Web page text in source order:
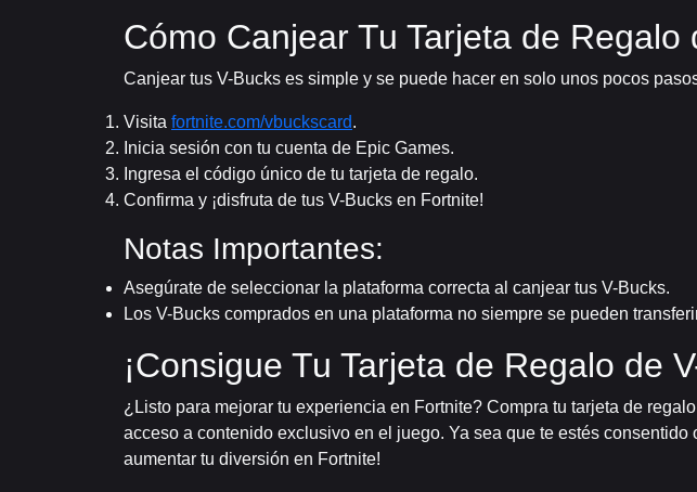
Cómo Canjear Tu Tarjeta de
Canjear tus V-Bucks es simple y se puede hacer en solo unos pocos
Visita fortnite.com/vbuckscard.
Inicia sesión con tu cuenta de Epic Games.
Ingresa el código único de tu tarjeta de regalo.
Confirma y ¡disfruta de tus V-Bucks en Fortnite!
Notas Importantes:
Asegúrate de seleccionar la plataforma correcta al canjear tus V-Bucks.
Los V-Bucks comprados en una plataforma no siempre se pueden
¡Consigue Tu Tarjeta de Regalo de
¿Listo para mejorar tu experiencia en Fortnite? Compra tu tarjeta de
acceso a contenido exclusivo en el juego. Ya sea que te estés
aumentar tu diversión en Fortnite!